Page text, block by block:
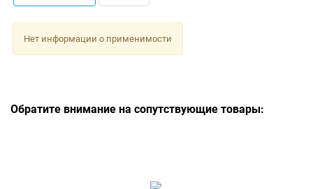
Нет информации о применимости
Обратите внимание на сопутствующие товары: